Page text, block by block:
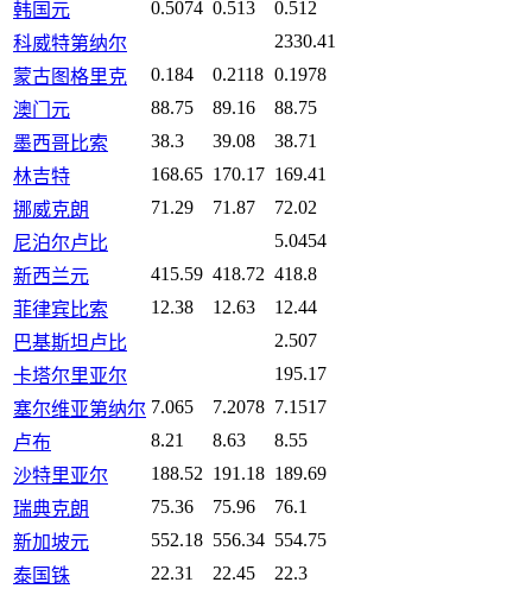
韩国元 0.5074 0.513
0.512
科威特第纳尔
2330.41
蒙古图格里克
0.184 0.2118 0.1978
澳门元
88.75 89.16
88.75
墨西哥比索
38.3 39.08
38.71
林吉特
168.65 170.17 169.41
挪威克朗
71.29 71.87
72.02
尼泊尔卢比
5.0454
新西兰元
415.59 418.72 418.8
菲律宾比索
12.38 12.63
12.44
巴基斯坦卢比
2.507
卡塔尔里亚尔
195.17
塞尔维亚第纳尔 7.065 7.2078 7.1517
卢布
8.21 8.63
8.55
沙特里亚尔
188.52 191.18 189.69
瑞典克朗
75.36 75.96
76.1
新加坡元
552.18 556.34 554.75
泰国铢
22.31 22.45
22.3